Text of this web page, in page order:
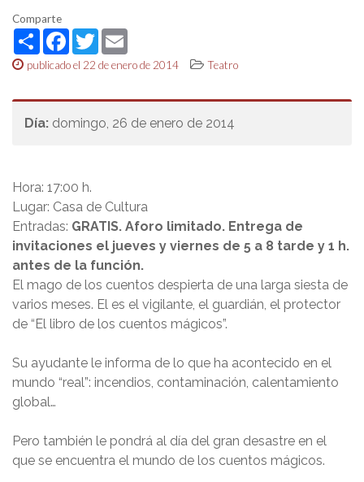
Comparte
ShareFacebook
Twitter
publicado el 22 de enero de 2014 Teatro
Día: domingo, 26 de enero de 2014
Hora: 17:00 h.
Lugar: Casa de Cultura
Entradas: GRATIS. Aforo limitado. Entrega de
invitaciones el jueves y viernes de 5 a 8 tarde y 1 h.
antes de la función.
El mago de los cuentos despierta de una larga siesta de
varios meses. El es el vigilante, el guardián, el protector
de “El libro de los cuentos mágicos”.
Su ayudante le informa de lo que ha acontecido en el
mundo “real”: incendios, contaminación, calentamiento
global…
Pero también le pondrá al día del gran desastre en el
que se encuentra el mundo de los cuentos mágicos.